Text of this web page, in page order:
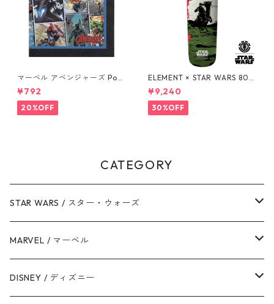
マーベル アベンジャーズ Pow
ers Unite 16pcペーパーナプ
キン MARVEL 紙ナプキン Ave
ngers
¥792
20%OFF
ELEMENT × STAR WARS 80S
BOBA FETT SKATEBOARD D
ECK ボバ・フェット スケート
ボードデッキ エレメント スタ
ー・ウォーズ
¥9,240
30%OFF
CATEGORY
STAR WARS / スター・ウォーズ
ダース・ベイダー
ストームトルーパー
MARVEL / マーベル
マーベルコミック
DISNEY / ディズニー